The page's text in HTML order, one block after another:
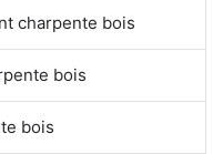
charpente bois
bois
bois